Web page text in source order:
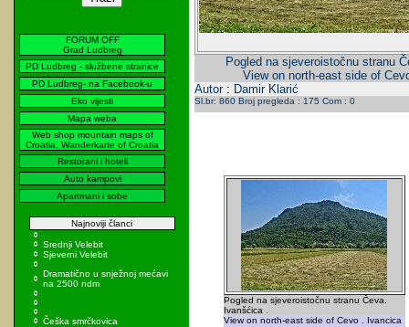
FORUM OFF
Grad Ludbreg
PD Ludbreg - službene stranice
PD Ludbreg- na Facebook-u
Eko vijesti
Mapa weba
Web shop mountain maps of
Croatia, Wanderkarte of Croatia
Restorani i hoteli
Auto kampovi
Apartmani i sobe
Najnoviji članci
Srednji Velebit
Sjeverni Velebit
Dramatično u snježnoj mećavi
na 2500 ndm
Češka smrčkovica
Pogled na sjeveroistočnu stranu
View on north-east side of
Autor : Damir Klarić
Sl.br: 860 Broj pregleda : 175 Com : 0
Pogled na sjeveroistočnu stranu Čeva.
Ivanšćica .
View on north-east side of Cevo . Ivancica